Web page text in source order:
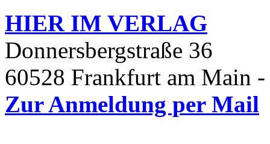
HIER IM VERLAG
Donnersbergstraße 36
60528 Frankfurt am Main
Zur Anmeldung per Mail